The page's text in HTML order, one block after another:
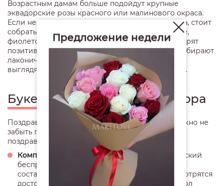
Возрастным дамам больше подойдут крупные
эквадорские розы красного или малинового окраса.
Если не хочется переживать по поводу возраста, стоит
собрать миксы – в них входят белые, оранжевые,
фиолетовые растения, которые сами по себе дарят
позитив и повышают настроение. Мужчинам выбирают
лаконичные каллы, ирисы, гладиолусы, которые
выглядят необычно, а главное представительно.
Букеты для завучей, директора
Поздравляя учителей с последним звонком, важно не
забыть при директора и завучей. Идей, как их
поздравить, несколько:
Композиции со свежими цветами.
Классический
беспроигрышный вариант, который можно
составить из роз (красных, белых), лилий (смотрятся
достойно, величественно), ирисов (как символ
Предложение недели